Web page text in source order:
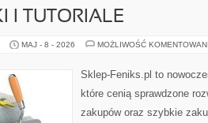
I TUTORIALE
MAJ - 8 - 2026 MOŻLIWOŚĆ
Sklep-Feniks.pl to
które cenią sprawdzone
zakupów oraz szybkie